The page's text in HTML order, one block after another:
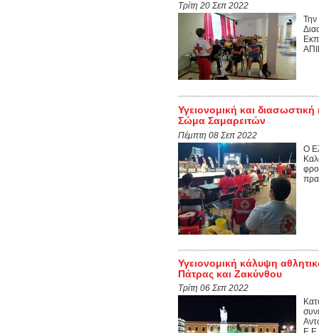
Τρίτη 20 Σεπ 2022
Την
Υγειονομική και
Σώμα Σαμαρειτών
Πέμπτη 08 Σεπ 2022
Ο
Υγειονομική κάλυψη
Πάτρας και Ζακύνθου
Τρίτη 06 Σεπ 2022